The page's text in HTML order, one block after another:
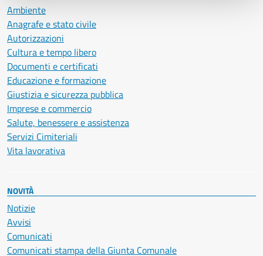
Ambiente
Anagrafe e stato civile
Autorizzazioni
Cultura e tempo libero
Documenti e certificati
Educazione e formazione
Giustizia e sicurezza pubblica
Imprese e commercio
Salute, benessere e assistenza
Servizi Cimiteriali
Vita lavorativa
NOVITÀ
Notizie
Avvisi
Comunicati
Comunicati stampa della Giunta Comunale